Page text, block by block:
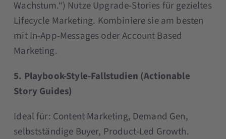
Wachstum.“) Nutze Upgrade-Stories für gezieltes
Lifecycle Marketing. Kombiniere sie am besten
mit In-App-Messages oder Account Based
Marketing.
5. Playbook-Style-Fallstudien (Actionable
Story Guides)
Ideal für: Content Marketing, Demand Gen,
selbstständige Buyer, Product-Led Growth.